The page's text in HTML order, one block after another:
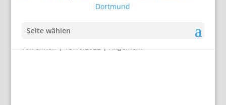
Seite wählen
vonsimon|13.10.2022|Allgemein